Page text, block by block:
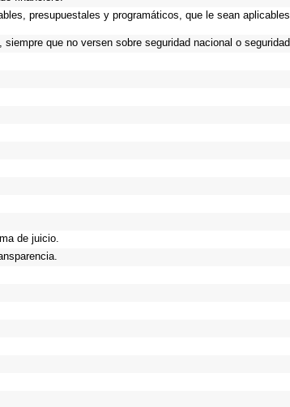
presupuestales y programáticos, que le sean
que no versen sobre seguridad nacional o
de juicio.